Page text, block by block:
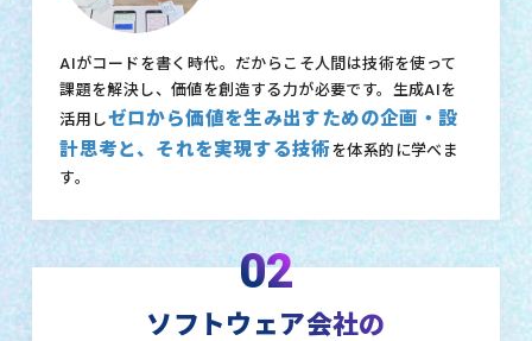
AIがコードを書く時代。だからこそ人間は技術を使って
課題を解決し、価値を創造する力が必要です。生成AIを
活用しゼロから価値を生み出すための企画・設
計思考と、それを実現する技術を体系的に学べま
す。
02
ソフトウェア会社の